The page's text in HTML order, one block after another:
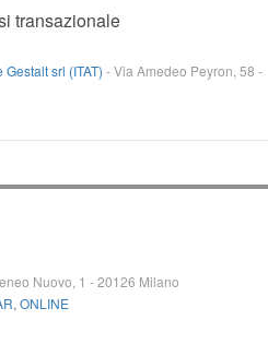
transazionale
srl (ITAT) -Via Amedeo Peyron, 58 -
Nuovo, 1 -20126 Milano
, ONLINE